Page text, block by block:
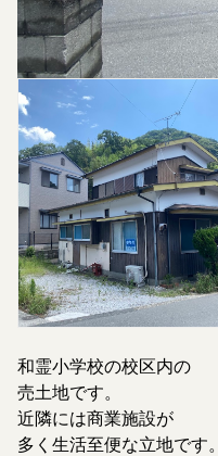
和霊小学校の校区内の
売土地です。
近隣には商業施設が
多く生活至便な立地です。